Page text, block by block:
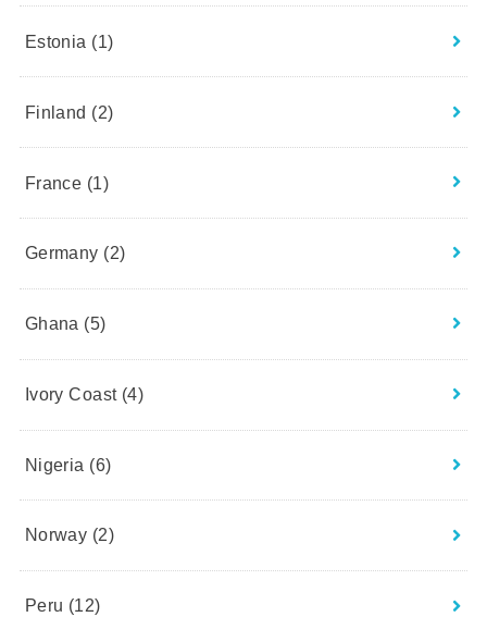
Estonia (1)
Finland (2)
France (1)
Germany (2)
Ghana (5)
Ivory Coast (4)
Nigeria (6)
Norway (2)
Peru (12)